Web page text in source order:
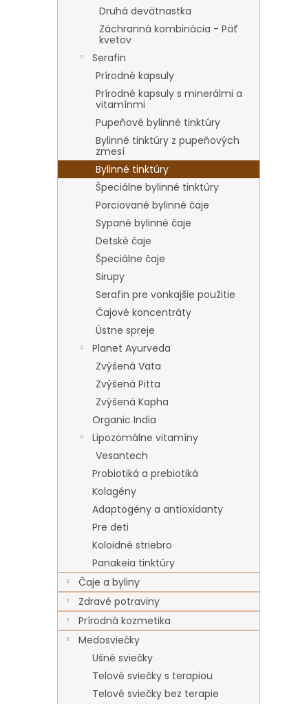
Druhá devätnastka
Záchranná kombinácia - Päť
kvetov
Serafin
Prírodné kapsuly
Prírodné kapsuly s minerálmi a
vitamínmi
Pupeňové bylinné tinktúry
Bylinné tinktúry z pupeňových
zmesí
Bylinné tinktúry
Špeciálne bylinné tinktúry
Porciované bylinné čaje
Sypané bylinné čaje
Detské čaje
Špeciálne čaje
Sirupy
Serafin pre vonkajšie použitie
Čajové koncentráty
Ústne spreje
Planet Ayurveda
Zvýšená Vata
Zvýšená Pitta
Zvýšená Kapha
Organic India
Lipozomálne vitamíny
Vesantech
Probiotiká a prebiotiká
Kolagény
Adaptogény a antioxidanty
Pre deti
Koloidné striebro
Panakeia tinktúry
Čaje a byliny
Zdravé potraviny
Prírodná kozmetika
Medosviečky
Ušné sviečky
Telové sviečky s terapiou
Telové sviečky bez terapie